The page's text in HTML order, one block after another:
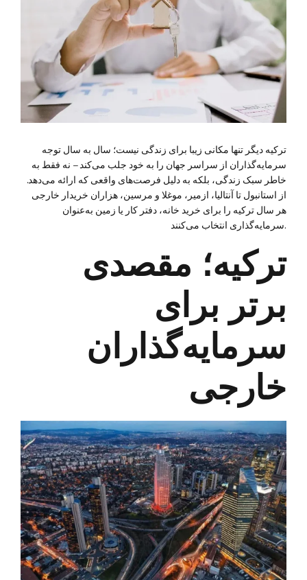
ترکیه دیگر تنها مکانی زیبا برای زندگی نیست؛ سال به سال توجه
سرمایه‌گذاران از سراسر جهان را به خود جلب می‌کند – نه فقط به
خاطر سبک زندگی، بلکه به دلیل فرصت‌های واقعی که ارائه می‌دهد.
از استانبول تا آنتالیا، ازمیر، موغلا و مرسین، هزاران خریدار خارجی
هر سال ترکیه را برای خرید خانه، دفتر کار یا زمین به‌عنوان
سرمایه‌گذاری انتخاب می‌کنند.
ترکیه؛ مقصدی
برتر برای
سرمایه‌گذاران
خارجی